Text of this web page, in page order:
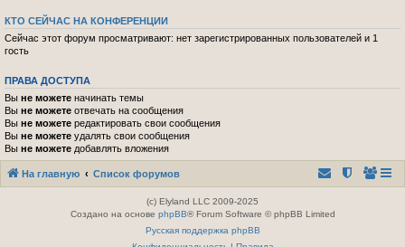
КТО СЕЙЧАС НА КОНФЕРЕНЦИИ
Сейчас этот форум просматривают: нет зарегистрированных пользователей и 1
гость
ПРАВА ДОСТУПА
Вы не можете начинать темы
Вы не можете отвечать на сообщения
Вы не можете редактировать свои сообщения
Вы не можете удалять свои сообщения
Вы не можете добавлять вложения
На главную Список форумов
(c) Elyland LLC 2009-2025
Создано на основе phpBB® Forum Software © phpBB Limited
Русская поддержка phpBB